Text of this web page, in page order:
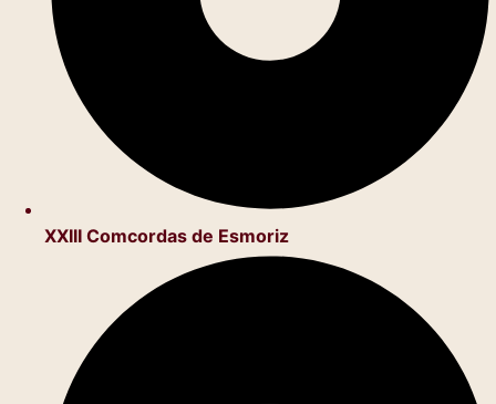
XXIII Comcordas de Esmoriz